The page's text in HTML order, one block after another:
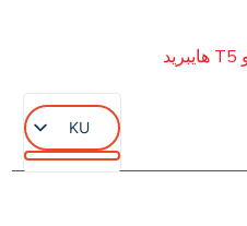
KU
AR